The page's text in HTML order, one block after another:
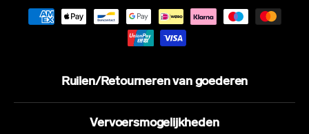
Ruilen/Retourneren van goederen
Vervoersmogelijkheden